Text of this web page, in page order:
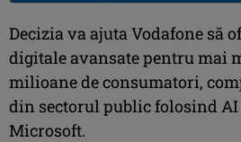
Decizia va ajuta Vodafone să
digitale avansate pentru mai
milioane de consumatori,
din sectorul public folosind
Microsoft.